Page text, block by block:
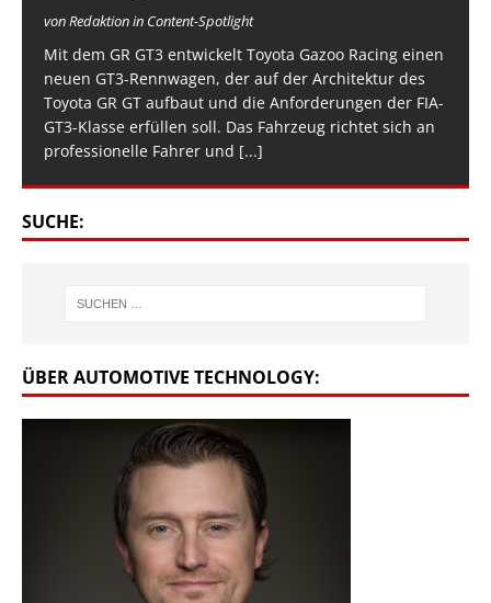
von Redaktion in Content-Spotlight
Mit dem GR GT3 entwickelt Toyota Gazoo Racing einen
neuen GT3-Rennwagen, der auf der Architektur des
Toyota GR GT aufbaut und die Anforderungen der FIA-
GT3-Klasse erfüllen soll. Das Fahrzeug richtet sich an
professionelle Fahrer und [...]
SUCHE:
ÜBER AUTOMOTIVE TECHNOLOGY: